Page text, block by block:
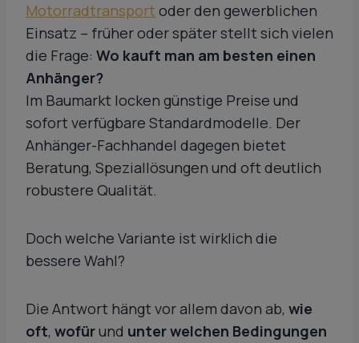
Motorradtransport oder den gewerblichen
Einsatz – früher oder später stellt sich vielen
die Frage: Wo kauft man am besten einen
Anhänger?
Im Baumarkt locken günstige Preise und
sofort verfügbare Standardmodelle. Der
Anhänger-Fachhandel dagegen bietet
Beratung, Speziallösungen und oft deutlich
robustere Qualität.
Doch welche Variante ist wirklich die
bessere Wahl?
Die Antwort hängt vor allem davon ab, wie
oft, wofürund unter welchen Bedingungen